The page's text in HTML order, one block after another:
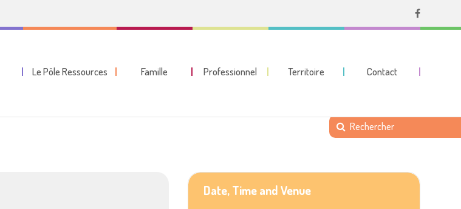
Le Pôle Ressources Famille Professionnel Territoire Contact
Date, Time and Venue